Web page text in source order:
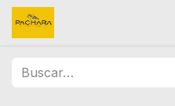
Ir al contenido